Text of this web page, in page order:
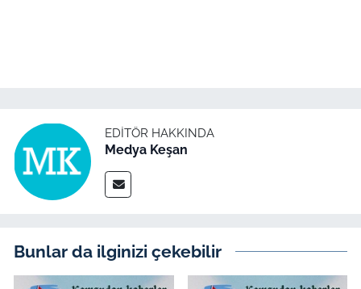
EDITÖR HAKKINDA
Medya Keşan
Bunlar da ilginizi çekebilir